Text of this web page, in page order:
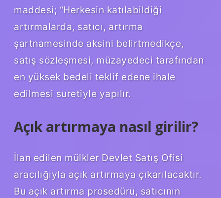
maddesi; “Herkesin katılabildiği
artırmalarda, satıcı, artırma
şartnamesinde aksini belirtmedikçe,
satış sözleşmesi, müzayedeci tarafından
en yüksek bedeli teklif edene ihale
edilmesi suretiyle yapılır.
Açık artırmaya nasıl girilir?
İlan edilen mülkler Devlet Satış Ofisi
aracılığıyla açık artırmaya çıkarılacaktır.
Bu açık artırma prosedürü, satıcının